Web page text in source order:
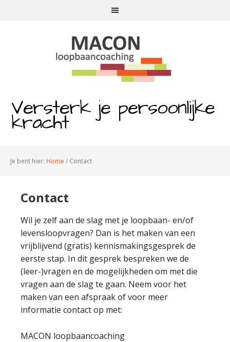
Versterk je persoonlijke
kracht
Je bent hier: Home / Contact
Contact
Wil je zelf aan de slag met je loopbaan- en/of
levensloopvragen? Dan is het maken van een
vrijblijvend (gratis) kennismakingsgesprek de
eerste stap. In dit gesprek bespreken we de
(leer-)vragen en de mogelijkheden om met die
vragen aan de slag te gaan. Neem voor het
maken van een afspraak of voor meer
informatie contact op met:
MACON loopbaancoaching